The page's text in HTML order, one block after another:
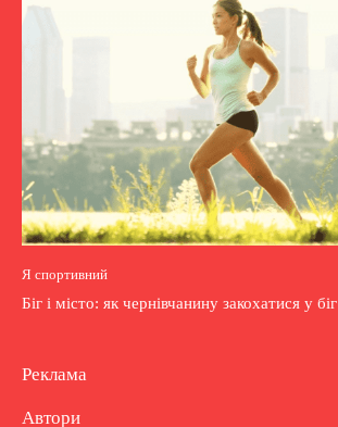
Я спортивний
Біг і місто: як чернівчанину закохатися у біг
Реклама
Автори